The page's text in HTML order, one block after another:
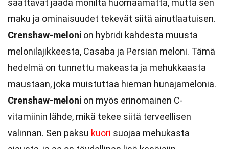
saattavat jäädä monilta huomaamatta, mutta sen
maku ja ominaisuudet tekevät siitä ainutlaatuisen.
Crenshaw-meloni on hybridi kahdesta muusta
melonilajikkeesta, Casaba ja Persian meloni. Tämä
hedelmä on tunnettu makeasta ja mehukkaasta
maustaan, joka muistuttaa hieman hunajamelonia.
Crenshaw-meloni on myös erinomainen C-
vitamiinin lähde, mikä tekee siitä terveellisen
valinnan. Sen paksu kuori suojaa mehukasta